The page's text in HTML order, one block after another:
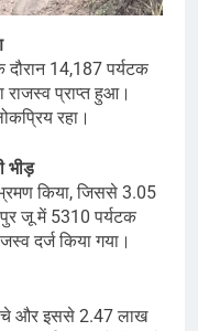
दौरान 14,187 पर्यटक
प्राप्त हुआ।
रहा।
भीड़
भ्रमण किया, जिससे 3.05
जू में 5310 पर्यटक
दर्ज किया गया।
और इससे 2.47 लाख